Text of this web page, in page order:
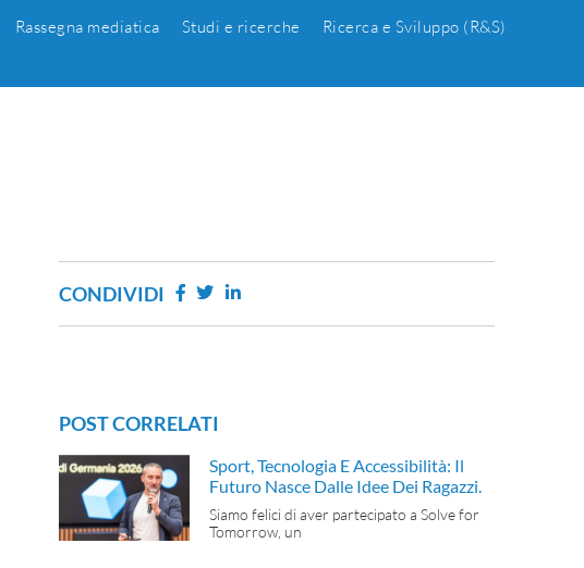
Rassegna mediatica Studi e ricerche
Ricerca e Sviluppo (R&S)
CONDIVIDI
POST CORRELATI
Sport, Tecnologia E Accessibilità: Il
Futuro Nasce Dalle Idee Dei Ragazzi.
Siamo felici di aver partecipato a Solve for
Tomorrow, un